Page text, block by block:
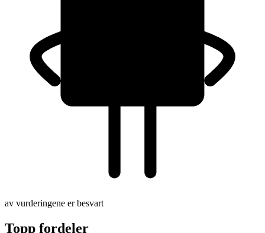
av vurderingene er besvart
Topp fordeler